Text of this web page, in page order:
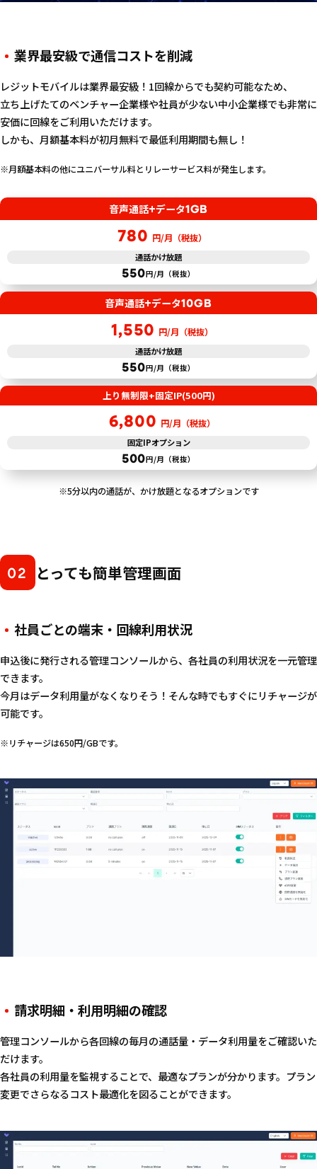
業界最安級で通信コストを削減
レジットモバイルは業界最安級！1回線からでも契約可能なため、
立ち上げたてのベンチャー企業様や社員が少ない中小企業様でも非常に
安価に回線をご利用いただけます。
しかも、月額基本料が初月無料で最低利用期間も無し！
※月額基本料の他にユニバーサル料とリレーサービス料が発生します。
音声通話+データ1GB
780 円/月（税抜）
通話かけ放題
550円/月（税抜）
音声通話+データ10GB
1,550 円/月（税抜）
通話かけ放題
550円/月（税抜）
上り無制限+固定IP(500円)
6,800 円/月（税抜）
固定IPオプション
500円/月（税抜）
※5分以内の通話が、かけ放題となるオプションです
02 とっても簡単管理画面
社員ごとの端末・回線利用状況
申込後に発行される管理コンソールから、各社員の利用状況を一元管理
できます。
今月はデータ利用量がなくなりそう！そんな時でもすぐにリチャージが
可能です。
※リチャージは650円/GBです。
請求明細・利用明細の確認
管理コンソールから各回線の毎月の通話量・データ利用量をご確認いた
だけます。
各社員の利用量を監視することで、最適なプランが分かります。プラン
変更でさらなるコスト最適化を図ることができます。